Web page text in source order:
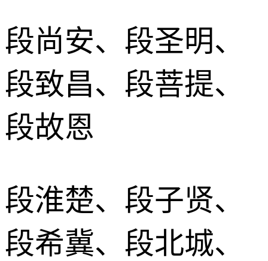
段尚安、段圣明、
段致昌、段菩提、
段故恩
段淮楚、段子贤、
段希冀、段北城、